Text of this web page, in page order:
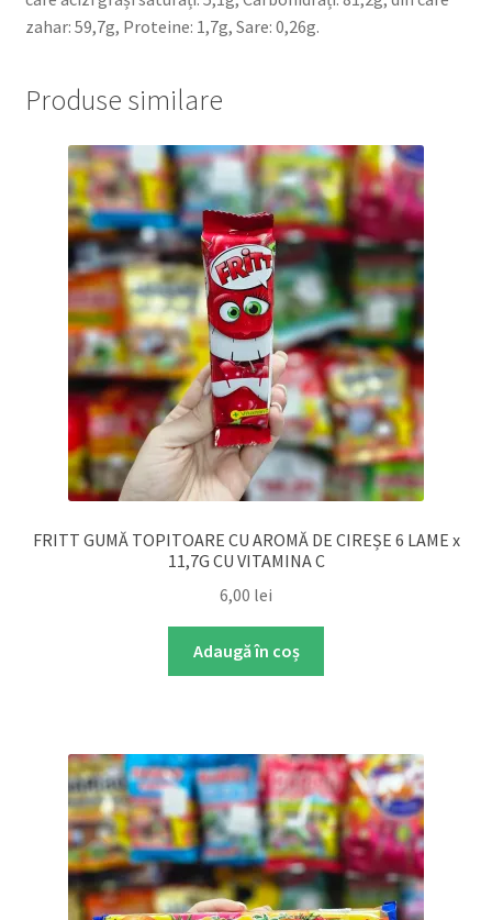
zahar: 59,7g, Proteine: 1,7g, Sare: 0,26g.
Produse similare
FRITT GUMĂ TOPITOARE CU AROMĂ DE CIREȘE 6 LAME x
11,7G CU VITAMINA C
6,00 lei
Adaugă în coș